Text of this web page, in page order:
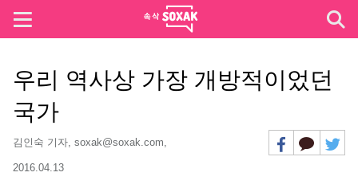
우리 역사상 가장 개방적이었던
국가
김인숙 기자, soxak@soxak.com,
2016.04.13